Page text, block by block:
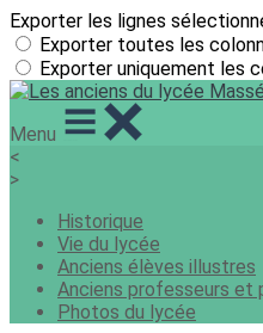
Exporter les lignes
Exporter toutes les
Exporter uniquement les
Menu
<
>
Historique
Vie du lycée
Anciens élèves illustres
Anciens professeurs et
Photos du lycée